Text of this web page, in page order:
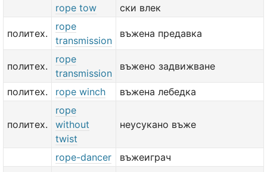
rope tow
ски влек
политех.
rope
transmission
въжена предавка
политех.
rope
transmission
въжено задвижване
политех. rope winch въжена лебедка
политех.
rope
without
twist
неусукано въже
rope-dancer
въжеиграч